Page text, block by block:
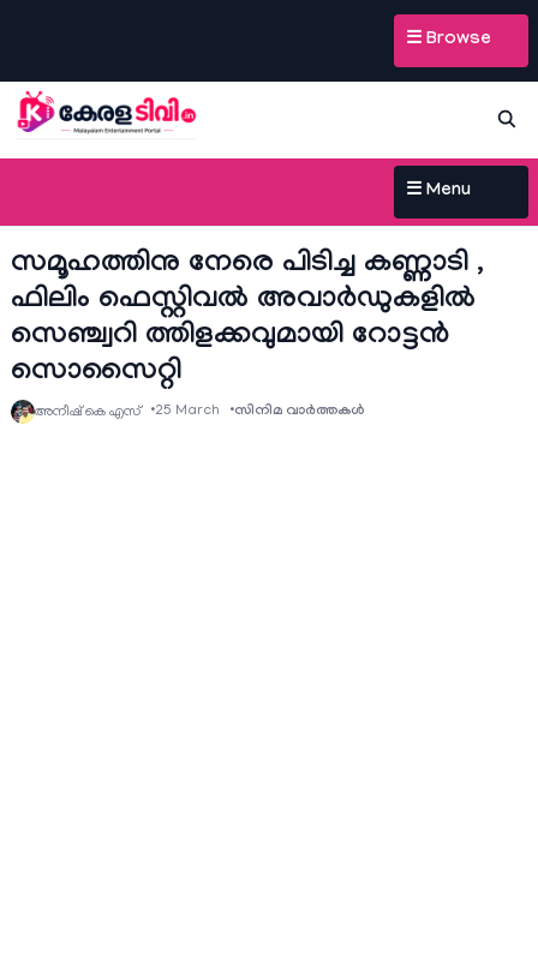
☰ Browse
☰ Menu
സമൂഹത്തിനു നേരെ പിടിച്ച കണ്ണാടി ,
ഫിലിം ഫെസ്റ്റിവൽ അവാർഡുകളിൽ
സെഞ്ച്വറി ത്തിളക്കവുമായി റോട്ടൻ
സൊസൈറ്റി
അനീഷ്‌ കെ എസ് 25 March സിനിമ വാര്‍ത്തകള്‍